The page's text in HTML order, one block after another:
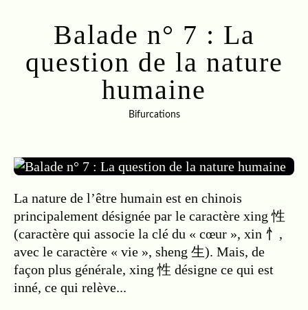
Balade n° 7 : La
question de la nature
humaine
Bifurcations
La nature de l’être humain est en chinois
principalement désignée par le caractère xing 性
(caractère qui associe la clé du « cœur », xin 忄,
avec le caractère « vie », sheng 生). Mais, de
façon plus générale, xing 性 désigne ce qui est
inné, ce qui relève...